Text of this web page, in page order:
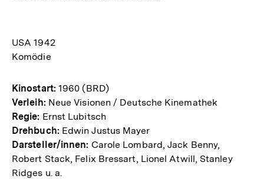
USA 1942
Komödie
Kinostart: 1960 (BRD)
Verleih: Neue Visionen / Deutsche Kinemathek
Regie: Ernst Lubitsch
Drehbuch: Edwin Justus Mayer
Darsteller/innen: Carole Lombard, Jack Benny,
Robert Stack, Felix Bressart, Lionel Atwill, Stanley
Ridges u. a.